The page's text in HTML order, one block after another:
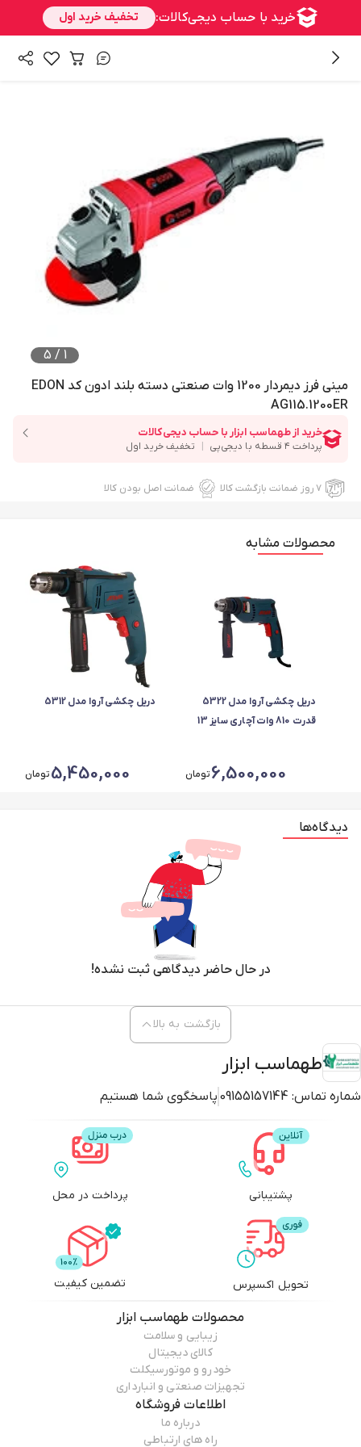
1
/
5
مینی فرز دیمردار 1200 وات صنعتی دسته بلند ادون کد EDON
AG115.1200ER
۷ روز ضمانت بازگشت کالا ضمانت اصل بودن کالا
محصولات مشابه
دریل چکشی آروا مدل 5322
قدرت 810 وات آچاری سایز 13
6,500,000تومان
دریل چکشی آروا مدل 5312
5,450,000تومان
دیدگاه‌ها
در حال حاضر دیدگاهی ثبت نشده!
طهماسب ابزار
شماره تماس: 09155157144 پاسخگوی شما هستیم
بازگشت به بالا
پشتیبانی پرداخت در محل
تحویل اکسپرس تضمین کیفیت
محصولات طهماسب ابزار
زیبایی و سلامت
کالای دیجیتال
خودرو و موتورسیکلت
تجهیزات صنعتی و انبارداری
اطلاعات فروشگاه
درباره ما
راه های ارتباطی